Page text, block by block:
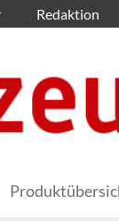
Redaktion